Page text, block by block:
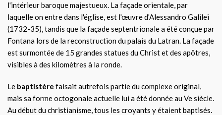
l'intérieur baroque majestueux. La façade orientale, par
laquelle on entre dans l'église, est l'œuvre d'Alessandro Galilei
(1732-35), tandis que la façade septentrionale a été conçue par
Fontana lors de la reconstruction du palais du Latran. La façade
est surmontée de 15 grandes statues du Christ et des apôtres,
visibles à des kilomètres à la ronde.
Le baptistère faisait autrefois partie du complexe original,
mais sa forme octogonale actuelle lui a été donnée au Ve siècle.
Au début du christianisme, tous les croyants y étaient baptisés.